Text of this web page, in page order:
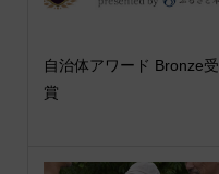
自治体アワード Bronze受
賞